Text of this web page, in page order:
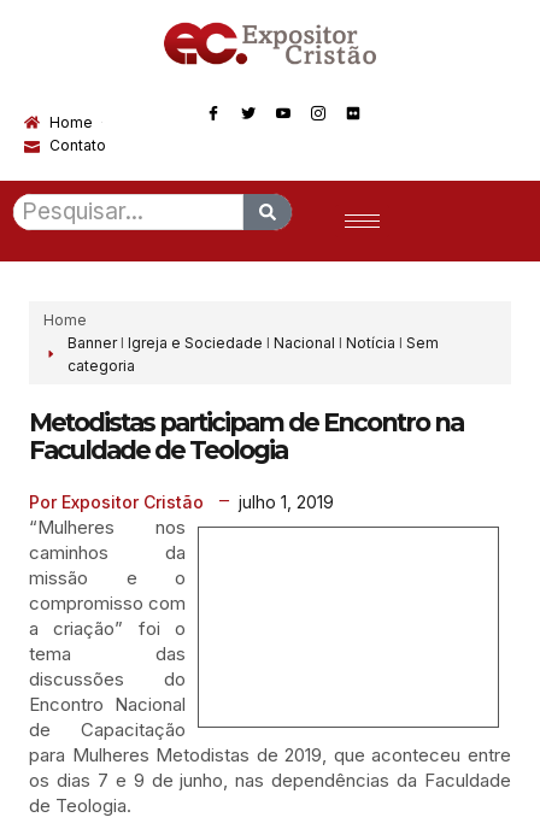
Home
Contato
Home
BannerI Igreja e Sociedade I Nacional I Notícia I Sem
categoria
Metodistas participam de Encontro na
Faculdade de Teologia
Por Expositor Cristão julho 1, 2019
“Mulheres nos
caminhos da
missão e o
compromisso com
a criação” foi o
tema das
discussões do
Encontro Nacional
de Capacitação
para Mulheres Metodistas de 2019, que aconteceu entre
os dias 7 e 9 de junho, nas dependências da Faculdade
de Teologia.